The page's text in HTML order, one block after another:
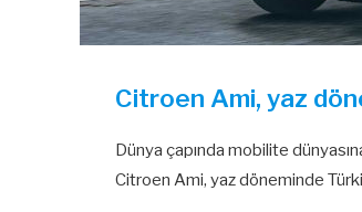
Citroen Ami, yaz
Dünya çapında mobilite
Citroen Ami, yaz döneminde